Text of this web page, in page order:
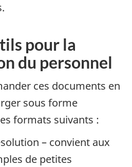
pour la
du personnel
ces documents en
sous forme
formats suivants :
– convient aux
de petites